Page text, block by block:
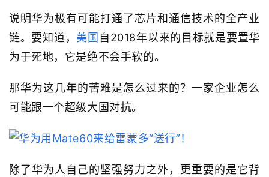
说明华为极有可能打通了芯片和通信技术的全产业
链。要知道， 美国 自2018年以来的目标就是要置华
为于死地，它是绝不会手软的。
那华为这几年的苦难是怎么过来的？一家企业怎么
可能跟一个超级大国对抗。
除了华为人自己的坚强努力之外，更重要的是它背